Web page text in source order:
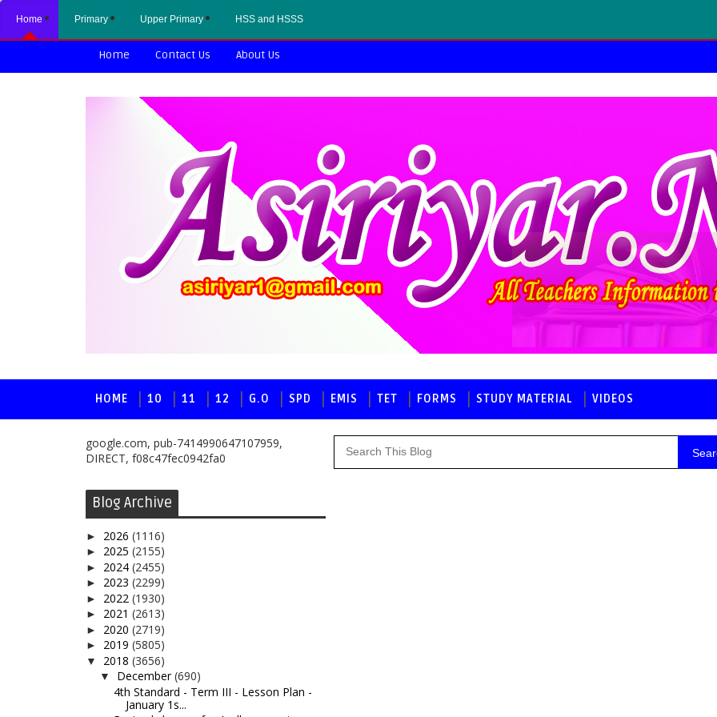
Home Primary Upper Primary HSS and HSSS
Home Contact Us About Us
HOME 10 11 12 G.O SPD EMIS TET FORMS STUDY MATERIAL VIDEOS
google.com, pub-7414990647107959,
DIRECT, f08c47fec0942fa0
Blog Archive
► 2026 (1116)
► 2025 (2155)
► 2024 (2455)
► 2023 (2299)
► 2022 (1930)
► 2021 (2613)
► 2020 (2719)
► 2019 (5805)
▼ 2018 (3656)
▼ December(690)
4th Standard - Term III - Lesson Plan -
January 1s...